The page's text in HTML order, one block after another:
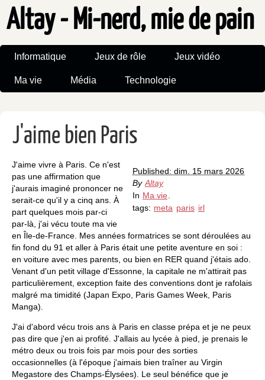
Altay - Mi-nerd, mie de pain
Informatique Jeux de rôle Jeux vidéo
Ma vie Média Technologie
J'aime bien Paris
Published: dim. 15 mars 2026
By Altay
In Ma vie
tags: meta paris irl
J'aime vivre à Paris. Ce n'est
pas une affirmation que
j'aurais imaginé prononcer ne
serait-ce qu'il y a cinq ans. À
part quelques mois par-ci
par-là, j'ai vécu toute ma vie
en Île-de-France. Mes années formatrices se sont déroulées au
fin fond du 91 et aller à Paris était une petite aventure en soi :
en voiture avec mes parents, ou bien en RER quand j'étais ado.
Venant d'un petit village d'Essonne, la capitale ne m'attirait pas
particulièrement, exception faite des conventions dont je rafolais
malgré ma timidité (Japan Expo, Paris Games Week, Paris
Manga).
J'ai d'abord vécu trois ans à Paris en classe prépa et je ne peux
pas dire que j'en ai profité. J'allais au lycée à pied, je prenais le
métro deux ou trois fois par mois pour des sorties
occasionnelles (à l'époque j'aimais bien traîner au Virgin
Megastore des Champs-Élysées). Le seul bénéfice que je